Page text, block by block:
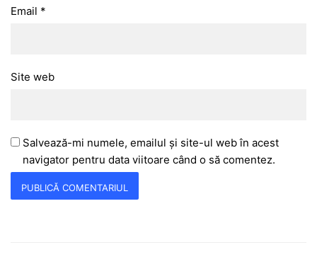
Email *
Site web
Salvează-mi numele, emailul și site-ul web în acest
navigator pentru data viitoare când o să comentez.